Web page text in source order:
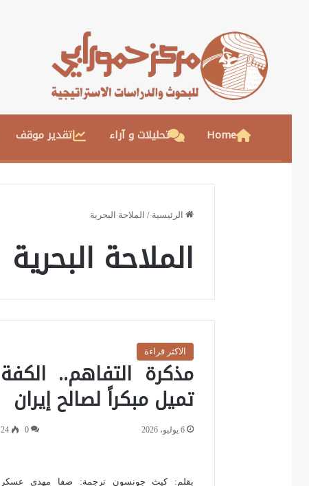
Home تحليلات و آراء تقدير موقف
الرئيسية / الملاحة البحرية
الملاحة البحرية
الاكثر قراءة
مذكرة التفاهم.. الكفة
تميل مبكراً لصالح إيران
6 يوليو، 2026 0
24
بقلم: كيث جونسون ترجمة: صفا مهدي عسكر